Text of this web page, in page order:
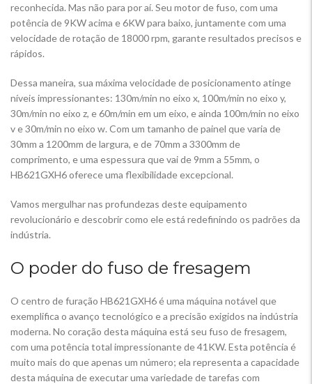
reconhecida. Mas não para por aí. Seu motor de fuso, com uma
potência de 9KW acima e 6KW para baixo, juntamente com uma
velocidade de rotação de 18000 rpm, garante resultados precisos e
rápidos.
Dessa maneira, sua máxima velocidade de posicionamento atinge
níveis impressionantes: 130m/min no eixo x, 100m/min no eixo y,
30m/min no eixo z, e 60m/min em um eixo, e ainda 100m/min no eixo
v e 30m/min no eixo w. Com um tamanho de painel que varia de
30mm a 1200mm de largura, e de 70mm a 3300mm de
comprimento, e uma espessura que vai de 9mm a 55mm, o
HB621GXH6 oferece uma flexibilidade excepcional.
Vamos mergulhar nas profundezas deste equipamento
revolucionário e descobrir como ele está redefinindo os padrões da
indústria.
O poder do fuso de fresagem
O centro de furação HB621GXH6 é uma máquina notável que
exemplifica o avanço tecnológico e a precisão exigidos na indústria
moderna. No coração desta máquina está seu fuso de fresagem,
com uma potência total impressionante de 41KW. Esta potência é
muito mais do que apenas um número; ela representa a capacidade
desta máquina de executar uma variedade de tarefas com